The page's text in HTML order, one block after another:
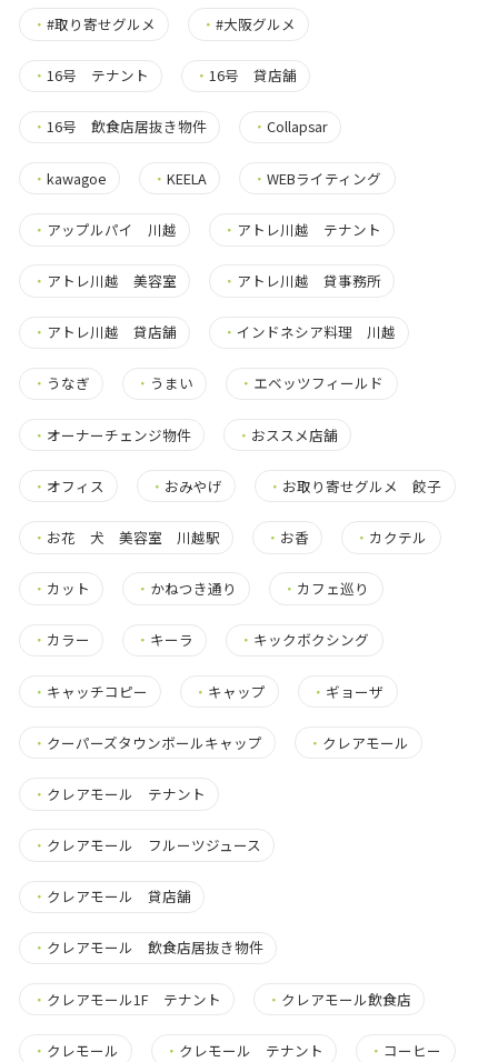
・ #取り寄せグルメ ・#大阪グルメ
・ 16号 テナント ・16号 貸店舗
・ 16号 飲食店居抜き物件 ・Collapsar
・ kawagoe ・KEELA ・WEBライティング
・ アップルパイ 川越 ・ アトレ川越 テナント
・ アトレ川越 美容室 ・ アトレ川越 貸事務所
・ アトレ川越 貸店舗 ・ インドネシア料理 川越
・ うなぎ ・ うまい ・ エベッツフィールド
・ オーナーチェンジ物件 ・ おススメ店舗
・ オフィス ・ おみやげ ・ お取り寄せグルメ 餃子
・ お花 犬 美容室 川越駅 ・ お香 ・ カクテル
・ カット ・ かねつき通り ・ カフェ巡り
・ カラー ・ キーラ ・ キックボクシング
・ キャッチコピー ・ キャップ ・ ギョーザ
・ クーパーズタウンボールキャップ ・ クレアモール
・ クレアモール テナント
・ クレアモール フルーツジュース
・ クレアモール 貸店舗
・ クレアモール 飲食店居抜き物件
・ クレアモール1F テナント ・ クレアモール飲食店
・ クレモール ・ クレモール テナント ・ コーヒー